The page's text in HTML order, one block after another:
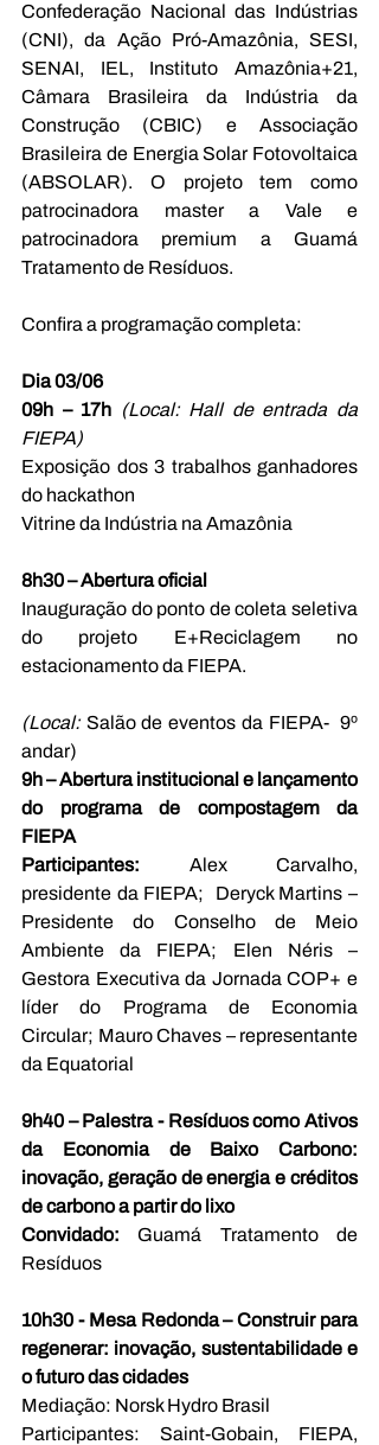
Confederação Nacional das Indústrias
(CNI), da Ação Pró-Amazônia, SESI,
SENAI, IEL, Instituto Amazônia+21,
Câmara Brasileira da Indústria da
Construção (CBIC) e Associação
Brasileira de Energia Solar Fotovoltaica
(ABSOLAR). O projeto tem como
patrocinadora master a Vale e
patrocinadora premium a Guamá
Tratamento de Resíduos.
Confira a programação completa:
Dia 03/06
09h – 17h (Local: Hall de entrada da
FIEPA)
Exposição dos 3 trabalhos ganhadores
do hackathon
Vitrine da Indústria na Amazônia
8h30 – Abertura oficial
Inauguração do ponto de coleta seletiva
do projeto E+Reciclagem no
estacionamento da FIEPA.
(Local: Salão de eventos da FIEPA-  9º
andar)
9h –Abertura institucional e lançamento
do programa de compostagem da
FIEPA
Participantes: Alex Carvalho,
presidente da FIEPA;  Deryck Martins –
Presidente do Conselho de Meio
Ambiente da FIEPA; Elen Néris –
Gestora Executiva da Jornada COP+ e
líder do Programa de Economia
Circular; Mauro Chaves – representante
da Equatorial
9h40 – Palestra - Resíduos como Ativos
da Economia de Baixo Carbono:
inovação, geração de energia e créditos
de carbono a partir do lixo
Convidado: Guamá Tratamento de
Resíduos
10h30 - Mesa Redonda – Construir para
regenerar: inovação, sustentabilidade e
o futuro das cidades
Mediação: Norsk Hydro Brasil
Participantes: Saint-Gobain, FIEPA,